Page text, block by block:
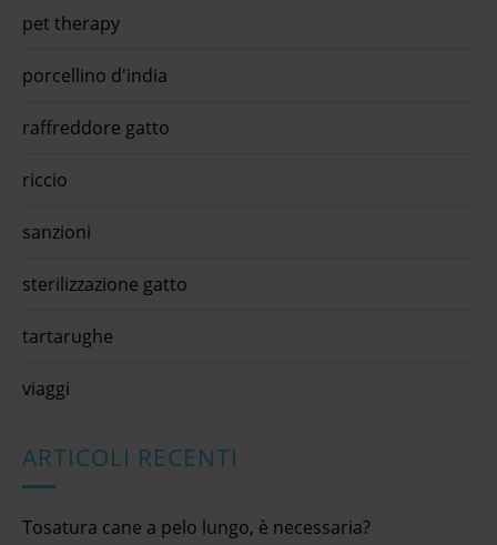
pet therapy
porcellino d'india
raffreddore gatto
riccio
sanzioni
sterilizzazione gatto
tartarughe
viaggi
ARTICOLI RECENTI
Tosatura cane a pelo lungo, è necessaria?